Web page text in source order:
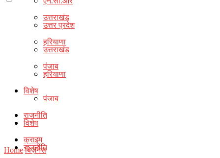
उत्तराखंड
हरियाणा
पंजाब
विशेष
राजनीति
क्राइम
उत्तर प्रदेश
उत्तराखंड
हरियाणा
पंजाब
विशेष
राजनीति
Home बिज़नेस